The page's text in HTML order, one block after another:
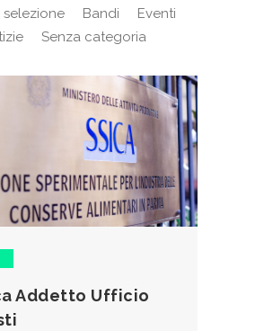
selezione
Bandi
Eventi
Senza categoria
Addetto Ufficio